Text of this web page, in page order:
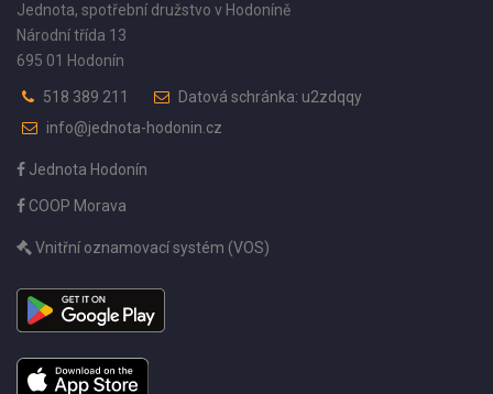
Jednota, spotřební družstvo v Hodoníně
Národní třída 13
695 01 Hodonín
518 389 211
Datová schránka: u2zdqqy
info@jednota-hodonin.cz
Jednota Hodonín
COOP Morava
Vnitřní oznamovací systém (VOS)